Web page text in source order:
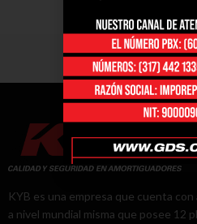
KYB es una empresa que cuenta
a nivel mundial misma que posee 12